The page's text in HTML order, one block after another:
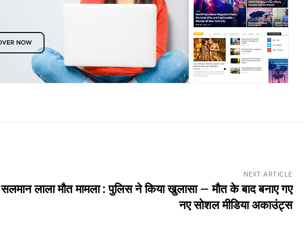
NEXT ARTICLE
सलमान लाला मौत मामला : पुलिस ने किया खुलासा – मौत के बाद बनाए गए
नए सोशल मीडिया अकाउंट्स